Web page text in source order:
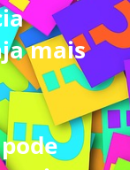
mais